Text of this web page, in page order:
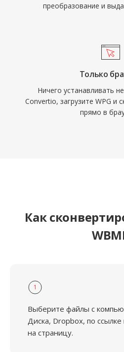
преобразование и
Только
Ничего устанавливать
Convertio, загрузите WPG и
прямо в
Как
1
Выберите файлы с
Диска, Dropbox, по
на страницу.